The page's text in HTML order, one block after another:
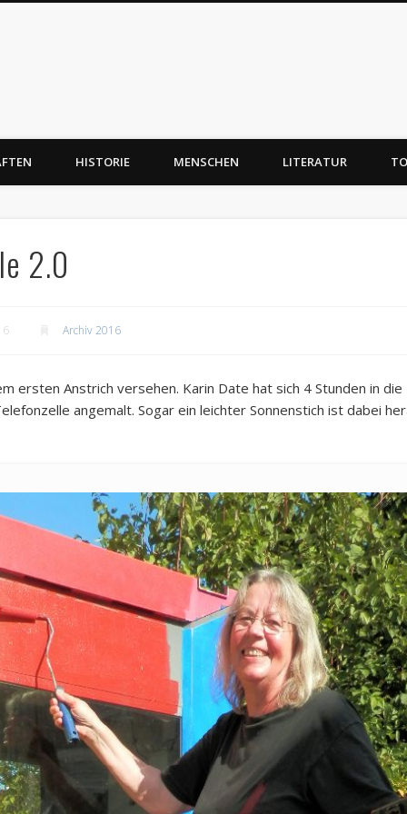
HISTORIE MENSCHEN LITERATUR
2.0
Archiv 2016
ersten Anstrich versehen. Karin Date hat sich 4 Stunden in
angemalt. Sogar ein leichter Sonnenstich ist dabei